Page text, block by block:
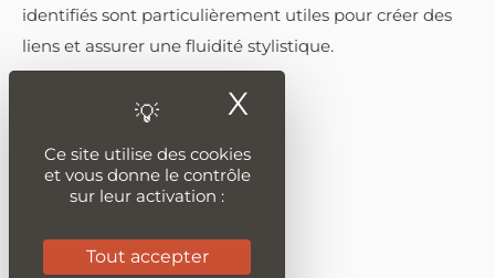
identifiés sont particulièrement utiles pour créer des
liens et assurer une fluidité stylistique.
Ce site utilise des cookies
et vous donne le contrôle
sur leur activation :
Tout accepter
X